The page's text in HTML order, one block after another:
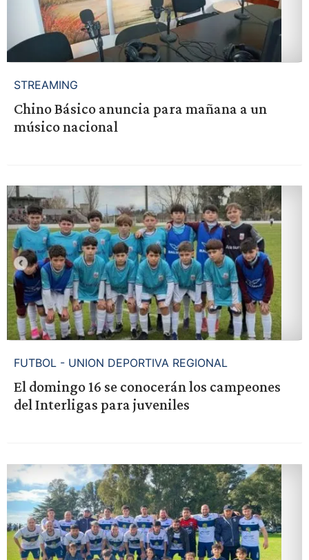
STREAMING
Chino Básico anuncia para mañana a un
músico nacional
FUTBOL - UNION DEPORTIVA REGIONAL
El domingo 16 se conocerán los campeones
del Interligas para juveniles